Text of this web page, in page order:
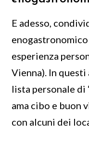
E adesso,
esperienza
Vienna). In questi
lista personale
ama cibo e buon
con alcuni dei